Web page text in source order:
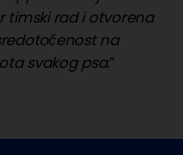
timski rad i otvorena
na
svakog psa.”